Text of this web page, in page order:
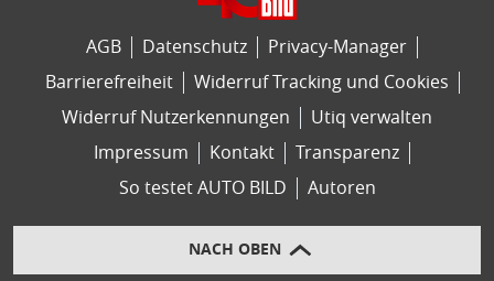
AGB Datenschutz
Privacy-Manager
Barrierefreiheit
Widerruf Tracking und Cookies
Widerruf Nutzerkennungen
Utiq verwalten
Impressum
Kontakt
Transparenz
So testet AUTO BILD
Autoren
NACH OBEN